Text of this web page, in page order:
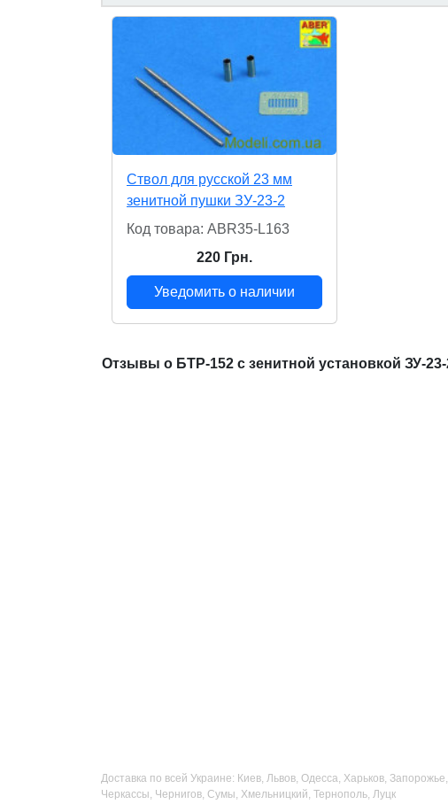
Ствол для русской 23 мм
зенитной пушки ЗУ-23-2
Код товара: ABR35-L163
220 Грн.
Уведомить о наличии
Отзывы о БТР-152 с зенитной установкой ЗУ-
Доставка по всей Украине: Киев, Львов, Одесса, Харьков,
Черкассы, Чернигов, Сумы, Хмельницкий, Тернополь, Луцк